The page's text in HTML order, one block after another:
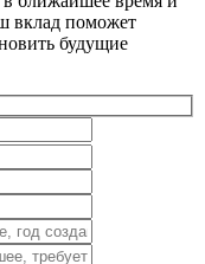
вклад поможет
будущие